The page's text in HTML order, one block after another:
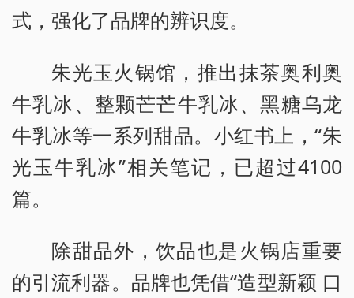
式，强化了品牌的辨识度。
朱光玉火锅馆，推出抹茶奥利奥
牛乳冰、整颗芒芒牛乳冰、黑糖乌龙
牛乳冰等一系列甜品。小红书上，“朱
光玉牛乳冰”相关笔记，已超过4100
篇。
除甜品外，饮品也是火锅店重要
的引流利器。品牌也凭借“造型新颖 口